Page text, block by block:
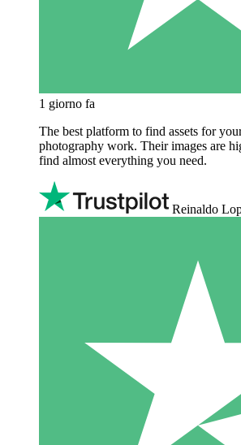
1 giorno fa
The best platform to find assets for
photography work. Their images are
find almost everything you need.
Reinaldo